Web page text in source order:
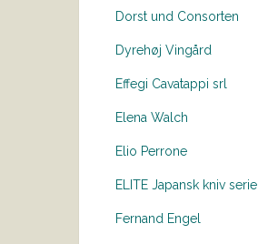
Dorst und Consorten
Dyrehøj Vingård
Effegi Cavatappi srl
Elena Walch
Elio Perrone
ELITE Japansk kniv serie
Fernand Engel